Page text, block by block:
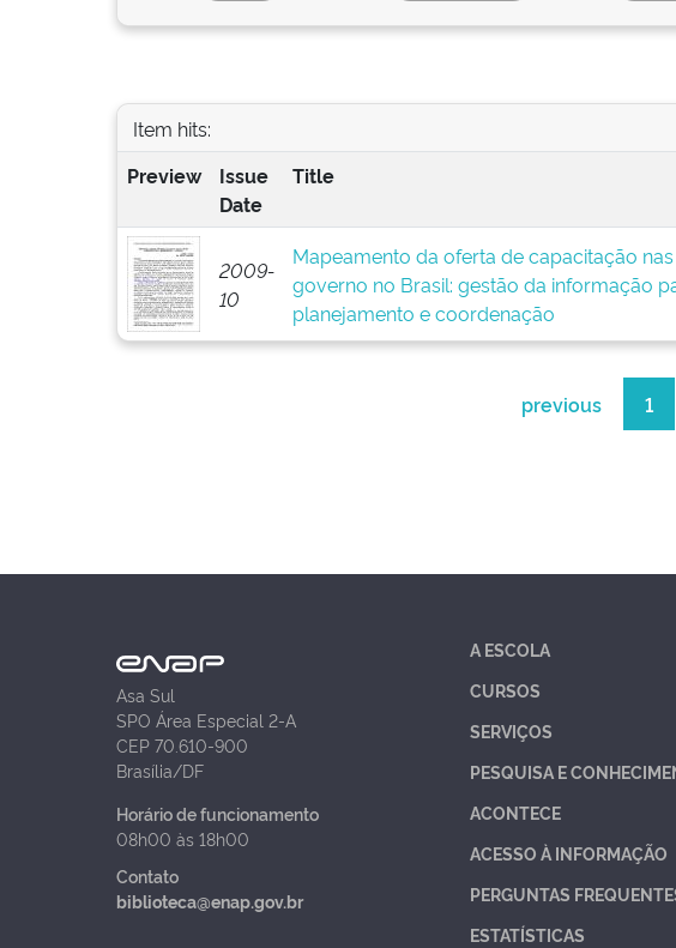
Item hits:
Preview
Issue
Date
Title
2009-
10
Mapeamento da oferta de capacitação
governo no Brasil: gestão da informação
planejamento e coordenação
previous 1
Asa Sul
SPO Área Especial 2-A
CEP 70.610-900
Brasília/DF
Horário de funcionamento
08h00 às 18h00
Contato
biblioteca@enap.gov.br
A ESCOLA
CURSOS
SERVIÇOS
PESQUISA E
ACONTECE
ACESSO À INFORMAÇÃO
PERGUNTAS
ESTATÍSTICAS